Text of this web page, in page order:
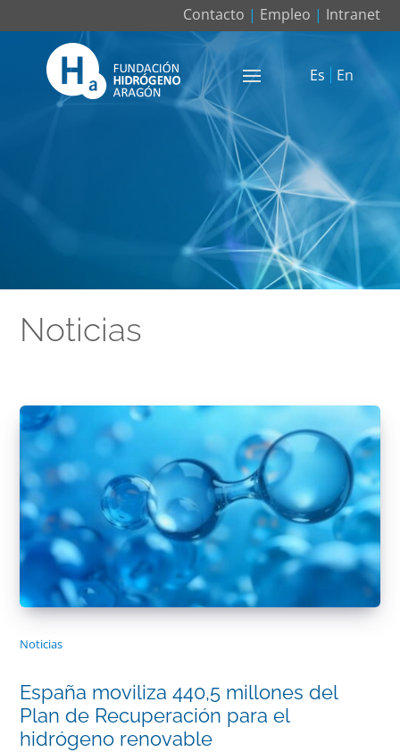
Contacto | Empleo | Intranet
Es En
Noticias
Noticias
España moviliza 440,5 millones del
Plan de Recuperación para el
hidrógeno renovable